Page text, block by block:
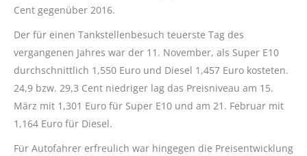
Cent gegenüber 2016.
Der für einen Tankstellenbesuch teuerste Tag des
vergangenen Jahres war der 11. November, als Super E10
durchschnittlich 1,550 Euro und Diesel 1,457 Euro kosteten.
24,9 bzw. 29,3 Cent niedriger lag das Preisniveau am 15.
März mit 1,301 Euro für Super E10 und am 21. Februar mit
1,164 Euro für Diesel.
Für Autofahrer erfreulich war hingegen die Preisentwicklung